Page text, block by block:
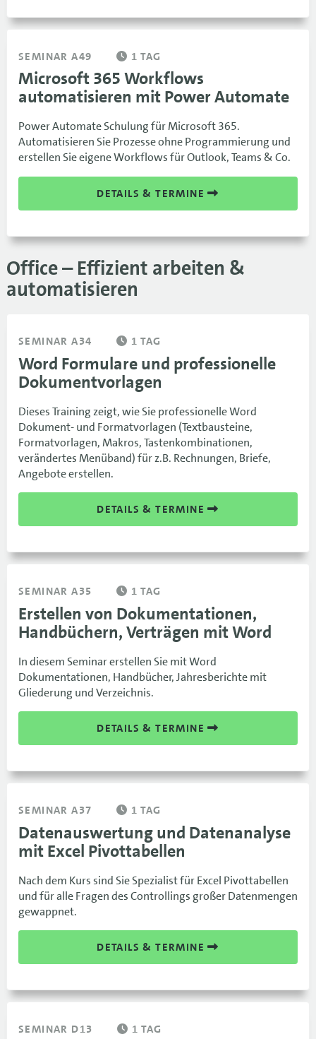
SEMINAR A49 1 TAG
Microsoft 365 Workflows
automatisieren mit Power Automate
Power Automate Schulung für Microsoft 365.
Automatisieren Sie Prozesse ohne Programmierung und
erstellen Sie eigene Workflows für Outlook, Teams & Co.
DETAILS & TERMINE
Office – Effizient arbeiten &
automatisieren
SEMINAR A34 1 TAG
Word Formulare und professionelle
Dokumentvorlagen
Dieses Training zeigt, wie Sie professionelle Word
Dokument- und Formatvorlagen (Textbausteine,
Formatvorlagen, Makros, Tastenkombinationen,
verändertes Menüband) für z.B. Rechnungen, Briefe,
Angebote erstellen.
DETAILS & TERMINE
SEMINAR A35 1 TAG
Erstellen von Dokumentationen,
Handbüchern, Verträgen mit Word
In diesem Seminar erstellen Sie mit Word
Dokumentationen, Handbücher, Jahresberichte mit
Gliederung und Verzeichnis.
DETAILS & TERMINE
SEMINAR A37 1 TAG
Datenauswertung und Datenanalyse
mit Excel Pivottabellen
Nach dem Kurs sind Sie Spezialist für Excel Pivottabellen
und für alle Fragen des Controllings großer Datenmengen
gewappnet.
DETAILS & TERMINE
SEMINAR D13 1 TAG